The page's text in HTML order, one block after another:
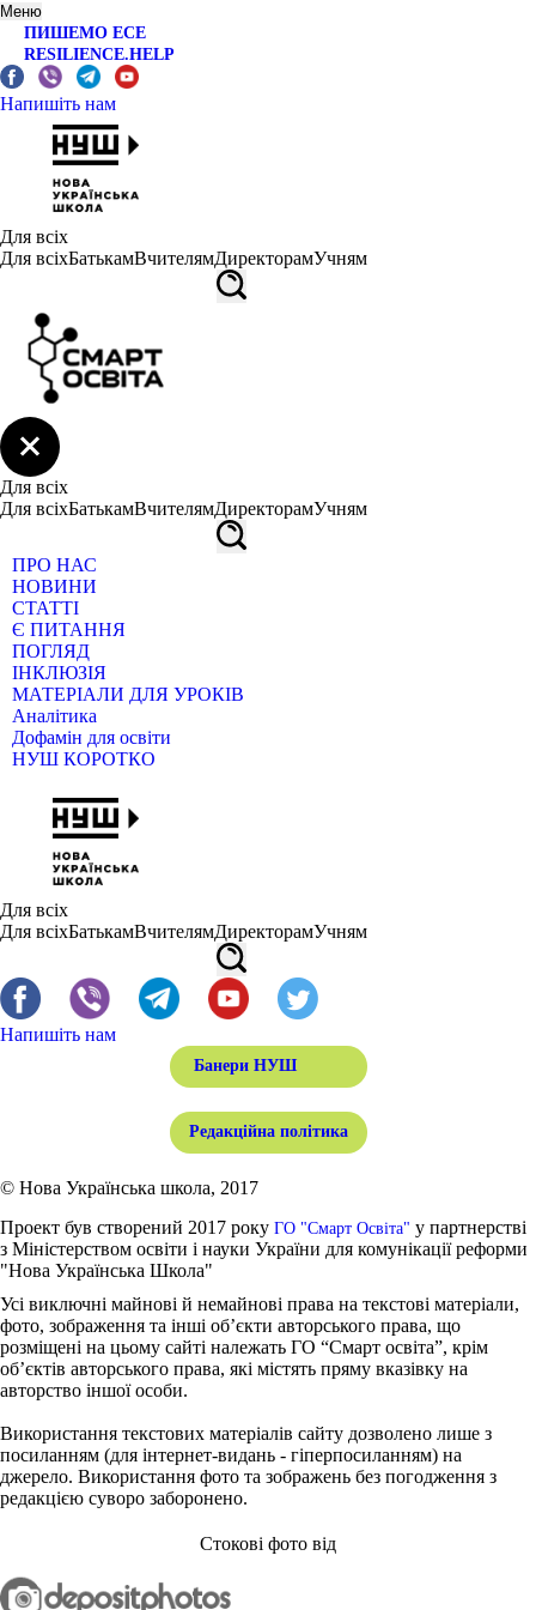
Меню
ПИШЕМО ЕСЕ
RESILIENCE.HELP
Напишіть нам
Для всіх
Для всіхБатькамВчителямДиректорамУчням
Для всіх
Для всіхБатькамВчителямДиректорамУчням
ПРО НАС
НОВИНИ
СТАТТІ
Є ПИТАННЯ
ПОГЛЯД
ІНКЛЮЗІЯ
МАТЕРІАЛИ ДЛЯ УРОКІВ
Аналітика
Дофамін для освіти
НУШ КОРОТКО
Для всіх
Для всіхБатькамВчителямДиректорамУчням
Напишіть нам
Банери НУШ
Редакційна політика
© Нова Українська школа, 2017
Проект був створений 2017 року ГО "Смарт Освіта" у партнерстві
з Міністерством освіти і науки України для комунікації реформи
"Нова Українська Школа"
Усі виключні майнові й немайнові права на текстові матеріали,
фото, зображення та інші об’єкти авторського права, що
розміщені на цьому сайті належать ГО “Смарт освіта”, крім
об’єктів авторського права, які містять пряму вказівку на
авторство іншої особи.
Використання текстових матеріалів сайту дозволено лише з
посиланням (для інтернет-видань - гіперпосиланням) на
джерело. Використання фото та зображень без погодження з
редакцією суворо заборонено.
Стокові фото від